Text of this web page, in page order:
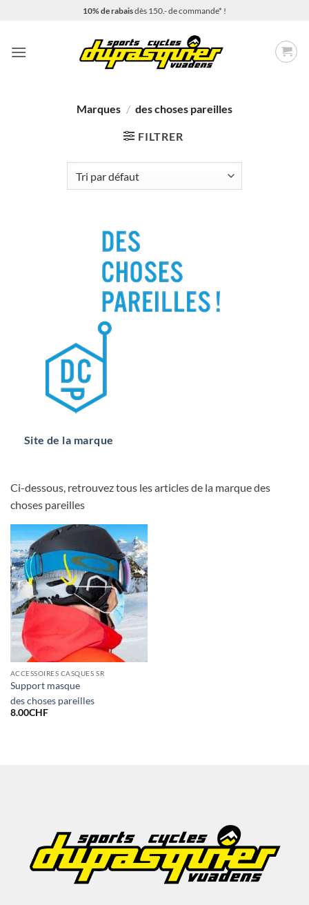
10% de rabaisdès 150.- de commande* !
Marques / des choses pareilles
FILTRER
Site de la marque
Ci-dessous, retrouvez tous les articles de la marque des
choses pareilles
ACCESSOIRES CASQUES SR
Support masque
des choses pareilles
8.00CHF